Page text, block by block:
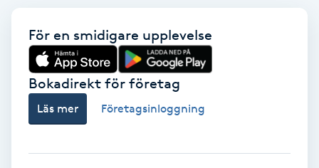
Face framing
Faceliftmassage
För en smidigare upplevelse
Bokadirekt för företag
Läs mer Företagsinloggning